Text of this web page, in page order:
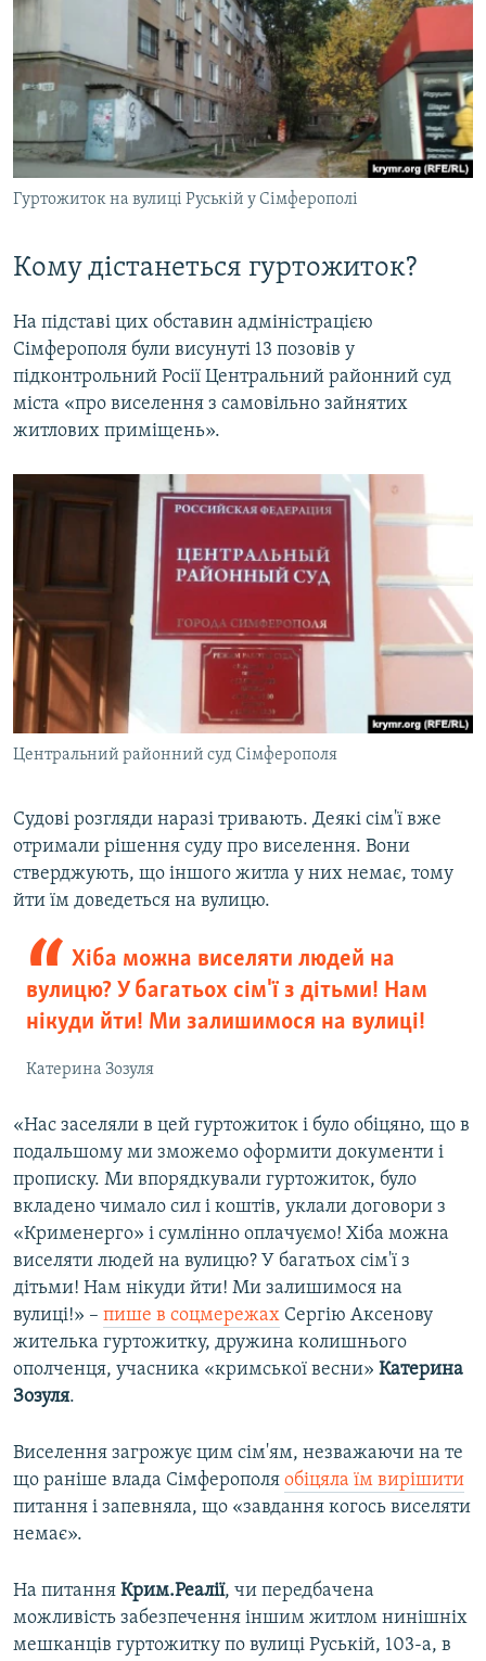
Гуртожиток на вулиці Руській у Сімферополі
Кому дістанеться гуртожиток?
На підставі цих обставин адміністрацією
Сімферополя були висунуті 13 позовів у
підконтрольний Росії Центральний районний суд
міста «про виселення з самовільно зайнятих
житлових приміщень».
Центральний районний суд Сімферополя
Судові розгляди наразі тривають. Деякі сім'ї вже
отримали рішення суду про виселення. Вони
стверджують, що іншого житла у них немає, тому
йти їм доведеться на вулицю.
Хіба можна виселяти людей на
вулицю? У багатьох сім'ї з дітьми! Нам
нікуди йти! Ми залишимося на вулиці!
Катерина Зозуля
«Нас заселяли в цей гуртожиток і було обіцяно, що в
подальшому ми зможемо оформити документи і
прописку. Ми впорядкували гуртожиток, було
вкладено чимало сил і коштів, уклали договори з
«Крименерго» і сумлінно оплачуємо! Хіба можна
виселяти людей на вулицю? У багатьох сім'ї з
дітьми! Нам нікуди йти! Ми залишимося на
вулиці!» – пише в соцмережах Сергію Аксенову
жителька гуртожитку, дружина колишнього
ополченця, учасника «кримської весни» Катерина
Зозуля.
Виселення загрожує цим сім'ям, незважаючи на те
що раніше влада Сімферополя обіцяла їм вирішити
питання і запевняла, що «завдання когось виселяти
немає».
На питання Крим.Реалії, чи передбачена
можливість забезпечення іншим житлом нинішніх
мешканців гуртожитку по вулиці Руській, 103-а, в